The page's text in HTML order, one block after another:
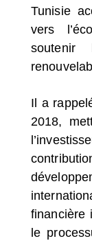
Tunisie
vers
soutenir
Il a
2018,
financière
le